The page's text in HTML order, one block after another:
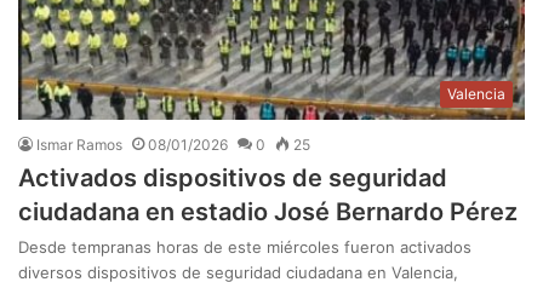
Valencia
Ismar Ramos 08/01/2026 0 25
Activados dispositivos de seguridad
ciudadana en estadio José Bernardo Pérez
Desde tempranas horas de este miércoles fueron activados
diversos dispositivos de seguridad ciudadana en Valencia,